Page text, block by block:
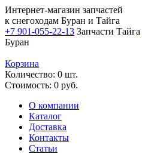
Интернет-магазин запчастей
к снегоходам Буран и Тайга
+7 901-055-22-13 Запчасти Тайга
Буран
Корзина
Количество: 0 шт.
Стоимость: 0 руб.
О компании
Каталог
Доставка
Контакты
Статьи